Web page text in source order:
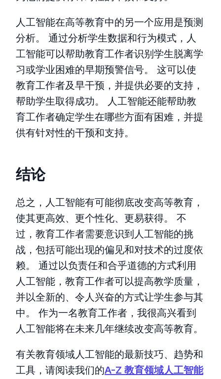
人工智能在高等教育中的另一个应用是预测
分析。 通过分析学生数据和行为模式，人
工智能可以帮助教育工作者识别学生脱离学
习或学业困难的早期预警信号。 这可以使
教育工作者及早干预，并提供必要的支持，
帮助学生取得成功。 人工智能还能帮助教
育工作者确定学生在哪些方面有困难，并提
供有针对性的干预和支持。
结论
总之，人工智能有可能彻底改变高等教育，
使其更高效、更个性化、更易获得。 不
过，教育工作者需要意识到人工智能的挑
战，包括可能出现的偏见和对技术的过度依
赖。 通过以负责任和合乎道德的方式利用
人工智能，教育工作者可以提高教学质量，
并以全新的、令人兴奋的方式让学生参与其
中。 作为一名教育工作者，我很高兴看到
人工智能将在未来几年继续改变高等教育。
有关教育领域人工智能的最新技巧、趋势和
工具，请阅读我们的A-Z 教育领域人工智能